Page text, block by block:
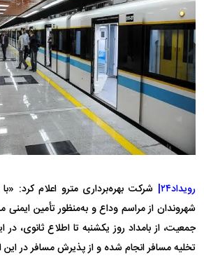
رویداد۲۴|
شرکت بهره‌برداری مترو اعلام کرد:
شهروندان از مراسم وداع و به‌منظور تأمین
جمعیت، از بامداد روز یکشنبه تا اطلاع ثانوی،
تخلیه مسافر انجام شده و از پذیرش مسافر در این